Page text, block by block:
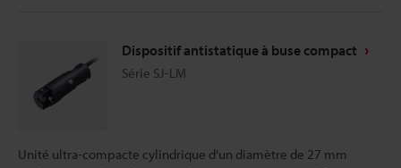
Dispositif antistatique à buse compact
Série SJ-LM
Unité ultra-compacte cylindrique d’un diamètre de 27 mm